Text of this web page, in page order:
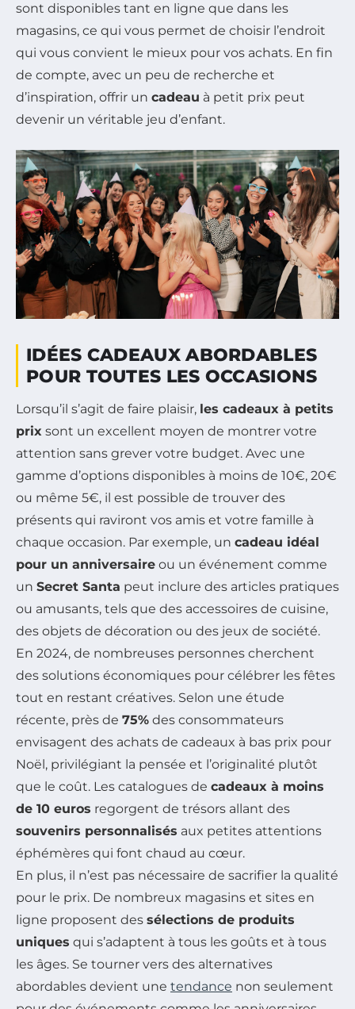
sont disponibles tant en ligne que dans les
magasins, ce qui vous permet de choisir l’endroit
qui vous convient le mieux pour vos achats. En fin
de compte, avec un peu de recherche et
d’inspiration, offrir un cadeau à petit prix peut
devenir un véritable jeu d’enfant.
IDÉES CADEAUX ABORDABLES
POUR TOUTES LES OCCASIONS
Lorsqu’il s’agit de faire plaisir, les cadeaux à petits
prix sont un excellent moyen de montrer votre
attention sans grever votre budget. Avec une
gamme d’options disponibles à moins de 10€, 20€
ou même 5€, il est possible de trouver des
présents qui raviront vos amis et votre famille à
chaque occasion. Par exemple, un cadeau idéal
pour un anniversaire ou un événement comme
un Secret Santa peut inclure des articles pratiques
ou amusants, tels que des accessoires de cuisine,
des objets de décoration ou des jeux de société.
En 2024, de nombreuses personnes cherchent
des solutions économiques pour célébrer les fêtes
tout en restant créatives. Selon une étude
récente, près de 75% des consommateurs
envisagent des achats de cadeaux à bas prix pour
Noël, privilégiant la pensée et l’originalité plutôt
que le coût. Les catalogues de cadeaux à moins
de 10 euros regorgent de trésors allant des
souvenirs personnalisés aux petites attentions
éphémères qui font chaud au cœur.
En plus, il n’est pas nécessaire de sacrifier la qualité
pour le prix. De nombreux magasins et sites en
ligne proposent des sélections de produits
uniques qui s’adaptent à tous les goûts et à tous
les âges. Se tourner vers des alternatives
abordables devient une tendance non seulement